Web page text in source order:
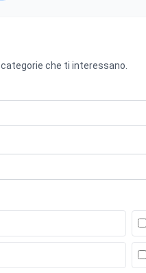
che ti interessano.